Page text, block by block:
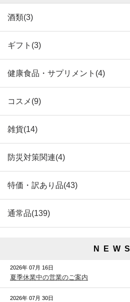
酒類(3)
ギフト(3)
健康食品・サプリメント(4)
コスメ(9)
雑貨(14)
防災対策関連(4)
特価・訳あり品(43)
通常品(139)
N E W S
2026年 07月 16日
夏季休業中の営業のご案内
2026年 07月 30日